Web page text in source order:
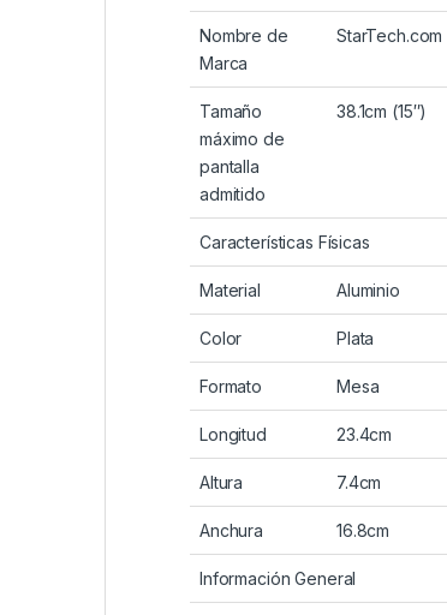
Nombre de
Marca
StarTech.com
Tamaño
máximo de
pantalla
admitido
38.1cm (15″)
Características Físicas
Material Aluminio
Color Plata
Formato Mesa
Longitud 23.4cm
Altura 7.4cm
Anchura 16.8cm
Información General